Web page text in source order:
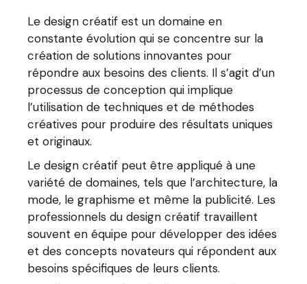
Le design créatif est un domaine en
constante évolution qui se concentre sur la
création de solutions innovantes pour
répondre aux besoins des clients. Il s’agit d’un
processus de conception qui implique
l’utilisation de techniques et de méthodes
créatives pour produire des résultats uniques
et originaux.
Le design créatif peut être appliqué à une
variété de domaines, tels que l’architecture, la
mode, le graphisme et même la publicité. Les
professionnels du design créatif travaillent
souvent en équipe pour développer des idées
et des concepts novateurs qui répondent aux
besoins spécifiques de leurs clients.